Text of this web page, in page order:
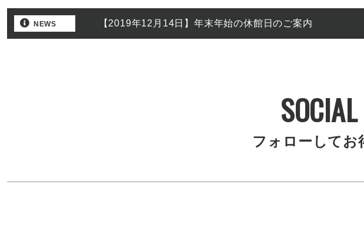
NEWS 【2019年12月14日】年末年始の休館日のご案内
フォローしてお